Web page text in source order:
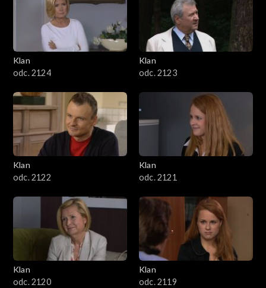
Klan
odc. 2124
Klan
odc. 2123
Klan
odc. 2122
Klan
odc. 2121
Klan
odc. 2120
Klan
odc. 2119